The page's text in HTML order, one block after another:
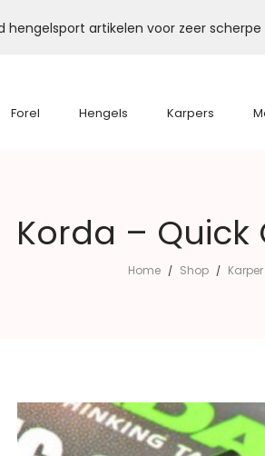
artikelen voor zeer scherpe
Forel Hengels Karpers
Korda – Quick
Home / Shop / Karper